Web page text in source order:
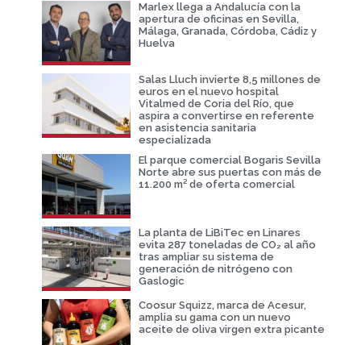
Marlex llega a Andalucía con la
apertura de oficinas en Sevilla,
Málaga, Granada, Córdoba, Cádiz y
Huelva
Salas Lluch invierte 8,5 millones de
euros en el nuevo hospital
Vitalmed de Coria del Río, que
aspira a convertirse en referente
en asistencia sanitaria
especializada
El parque comercial Bogaris Sevilla
Norte abre sus puertas con más de
11.200 m² de oferta comercial
La planta de LiBiTec en Linares
evita 287 toneladas de CO₂ al año
tras ampliar su sistema de
generación de nitrógeno con
Gaslogic
Coosur Squizz, marca de Acesur,
amplia su gama con un nuevo
aceite de oliva virgen extra picante